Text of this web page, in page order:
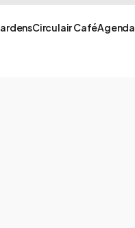
Circulair CaféAgenda